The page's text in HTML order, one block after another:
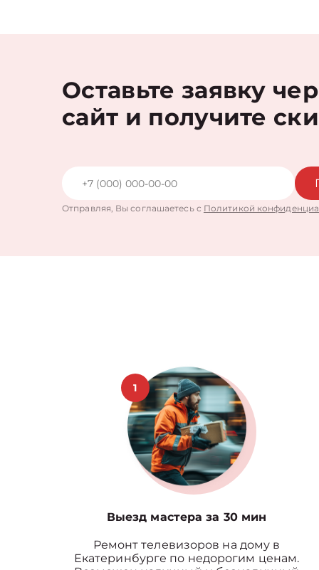
Оставьте заявку
сайт и получите
Отправляя, Вы соглашаетесь с Политикой
1
Выезд мастера за 30 мин
Ремонт телевизоров на дому в
Екатеринбурге по недорогим ценам.